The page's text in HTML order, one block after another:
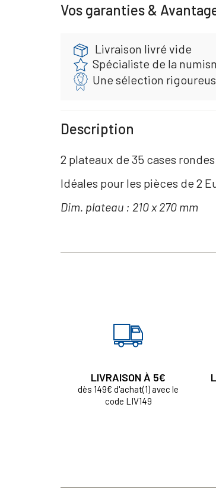
Vos garanties &
Livraison livré vide
Spécialiste de la
Une sélection
Description
2 plateaux de 35 cases rondes
Idéales pour les pièces de 2
Dim. plateau : 210 x 270 mm
LIVRAISON À 5€
dès 149€ d'achat(1) avec le
code LIV149